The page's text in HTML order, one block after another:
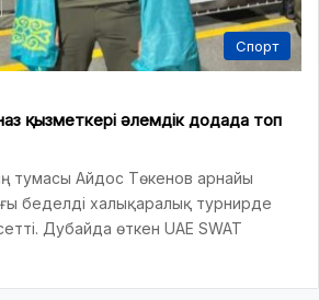
Спорт
қызметкері әлемдік додада топ
тумасы Айдос Төкенов арнайы
беделді халықаралық турнирде
Дубайда өткен UAE SWAT